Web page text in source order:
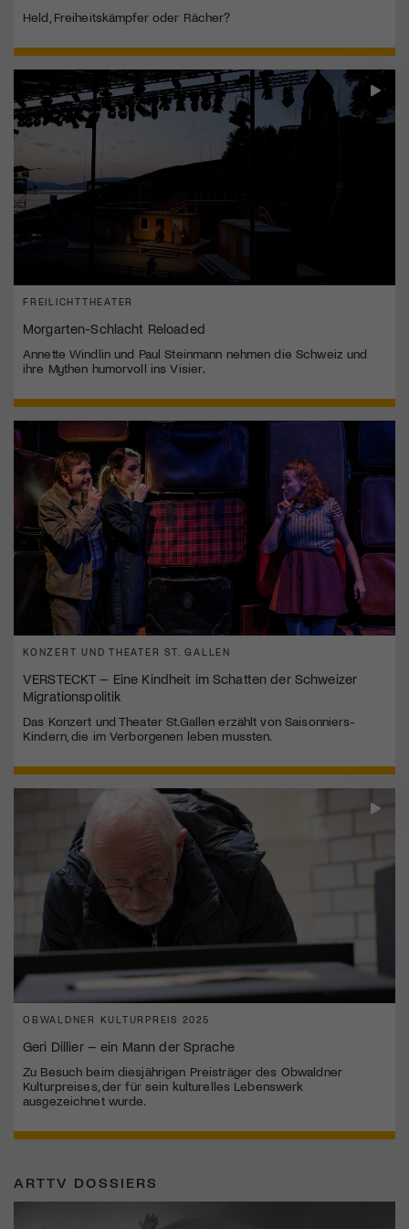
Held, Freiheitskämpfer oder Rächer?
FREILICHTTHEATER
Morgarten-Schlacht Reloaded
Annette Windlin und Paul Steinmann nehmen die Schweiz und
ihre Mythen humorvoll ins Visier.
KONZERT UND THEATER ST. GALLEN
VERSTECKT – Eine Kindheit im Schatten der Schweizer
Migrationspolitik
Das Konzert und Theater St.Gallen erzählt von Saisonniers-
Kindern, die im Verborgenen leben mussten.
OBWALDNER KULTURPREIS 2025
Geri Dillier – ein Mann der Sprache
Zu Besuch beim diesjährigen Preisträger des Obwaldner
Kulturpreises, der für sein kulturelles Lebenswerk
ausgezeichnet wurde.
ARTTV DOSSIERS